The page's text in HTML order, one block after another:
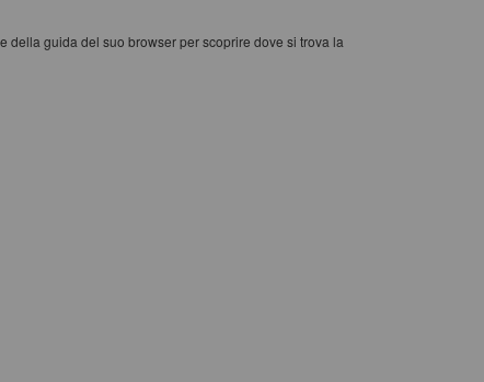
della guida del suo browser per scoprire dove si trova la